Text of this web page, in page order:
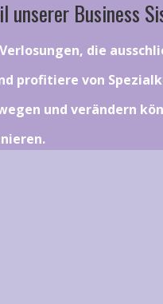
unserer Business
die
profitiere von
und verändern